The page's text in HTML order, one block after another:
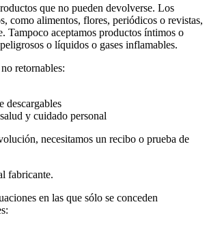
que no pueden devolverse. Los
como alimentos, flores, periódicos o revistas,
Tampoco aceptamos productos íntimos o
o líquidos o gases inflamables.
retornables:
descargables
y cuidado personal
necesitamos un recibo o prueba de
fabricante.
en las que sólo se conceden